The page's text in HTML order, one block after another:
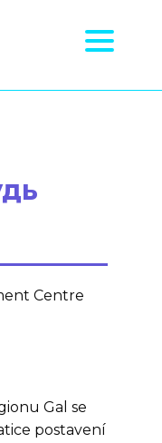
Centre
Gal se
postavení